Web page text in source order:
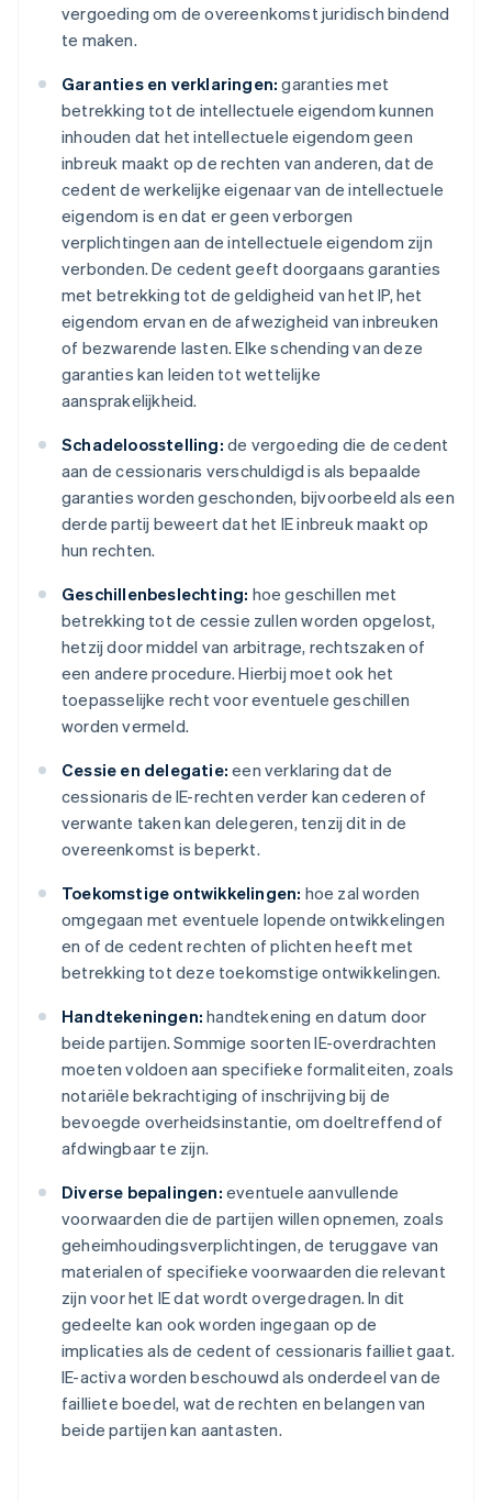
vergoeding om de overeenkomst juridisch bindend
te maken.
Garanties en verklaringen: garanties met
betrekking tot de intellectuele eigendom kunnen
inhouden dat het intellectuele eigendom geen
inbreuk maakt op de rechten van anderen, dat de
cedent de werkelijke eigenaar van de intellectuele
eigendom is en dat er geen verborgen
verplichtingen aan de intellectuele eigendom zijn
verbonden. De cedent geeft doorgaans garanties
met betrekking tot de geldigheid van het IP, het
eigendom ervan en de afwezigheid van inbreuken
of bezwarende lasten. Elke schending van deze
garanties kan leiden tot wettelijke
aansprakelijkheid.
Schadeloosstelling: de vergoeding die de cedent
aan de cessionaris verschuldigd is als bepaalde
garanties worden geschonden, bijvoorbeeld als een
derde partij beweert dat het IE inbreuk maakt op
hun rechten.
Geschillenbeslechting: hoe geschillen met
betrekking tot de cessie zullen worden opgelost,
hetzij door middel van arbitrage, rechtszaken of
een andere procedure. Hierbij moet ook het
toepasselijke recht voor eventuele geschillen
worden vermeld.
Cessie en delegatie: een verklaring dat de
cessionaris de IE-rechten verder kan cederen of
verwante taken kan delegeren, tenzij dit in de
overeenkomst is beperkt.
Toekomstige ontwikkelingen: hoe zal worden
omgegaan met eventuele lopende ontwikkelingen
en of de cedent rechten of plichten heeft met
betrekking tot deze toekomstige ontwikkelingen.
Handtekeningen: handtekening en datum door
beide partijen. Sommige soorten IE-overdrachten
moeten voldoen aan specifieke formaliteiten, zoals
notariële bekrachtiging of inschrijving bij de
bevoegde overheidsinstantie, om doeltreffend of
afdwingbaar te zijn.
Diverse bepalingen: eventuele aanvullende
voorwaarden die de partijen willen opnemen, zoals
geheimhoudingsverplichtingen, de teruggave van
materialen of specifieke voorwaarden die relevant
zijn voor het IE dat wordt overgedragen. In dit
gedeelte kan ook worden ingegaan op de
implicaties als de cedent of cessionaris failliet gaat.
IE-activa worden beschouwd als onderdeel van de
failliete boedel, wat de rechten en belangen van
beide partijen kan aantasten.